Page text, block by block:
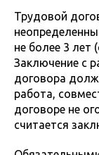
Трудовой
не более 3 лет
Заключение с
договора
работа,
договоре не
считается